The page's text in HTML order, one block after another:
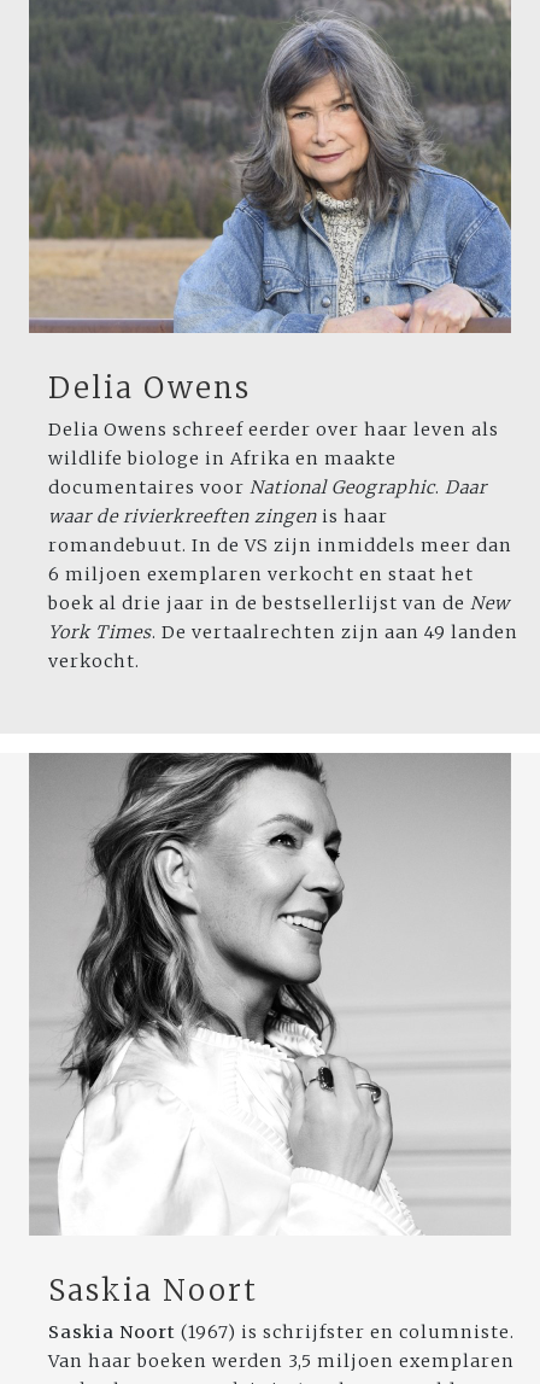
Delia Owens
Delia Owens schreef eerder over haar leven als
wildlife biologe in Afrika en maakte
documentaires voor National Geographic. Daar
waar de rivierkreeften zingen is haar
romandebuut. In de VS zijn inmiddels meer dan
6 miljoen exemplaren verkocht en staat het
boek al drie jaar in de bestsellerlijst van de New
York Times. De vertaalrechten zijn aan 49 landen
verkocht.
Saskia Noort
Saskia Noort (1967) is schrijfster en columniste.
Van haar boeken werden 3,5 miljoen exemplaren